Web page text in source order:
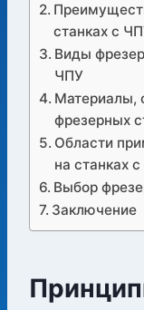
станках с
Виды
ЧПУ
Материалы,
фрезерных
Области
на станках
Выбор
Заключение